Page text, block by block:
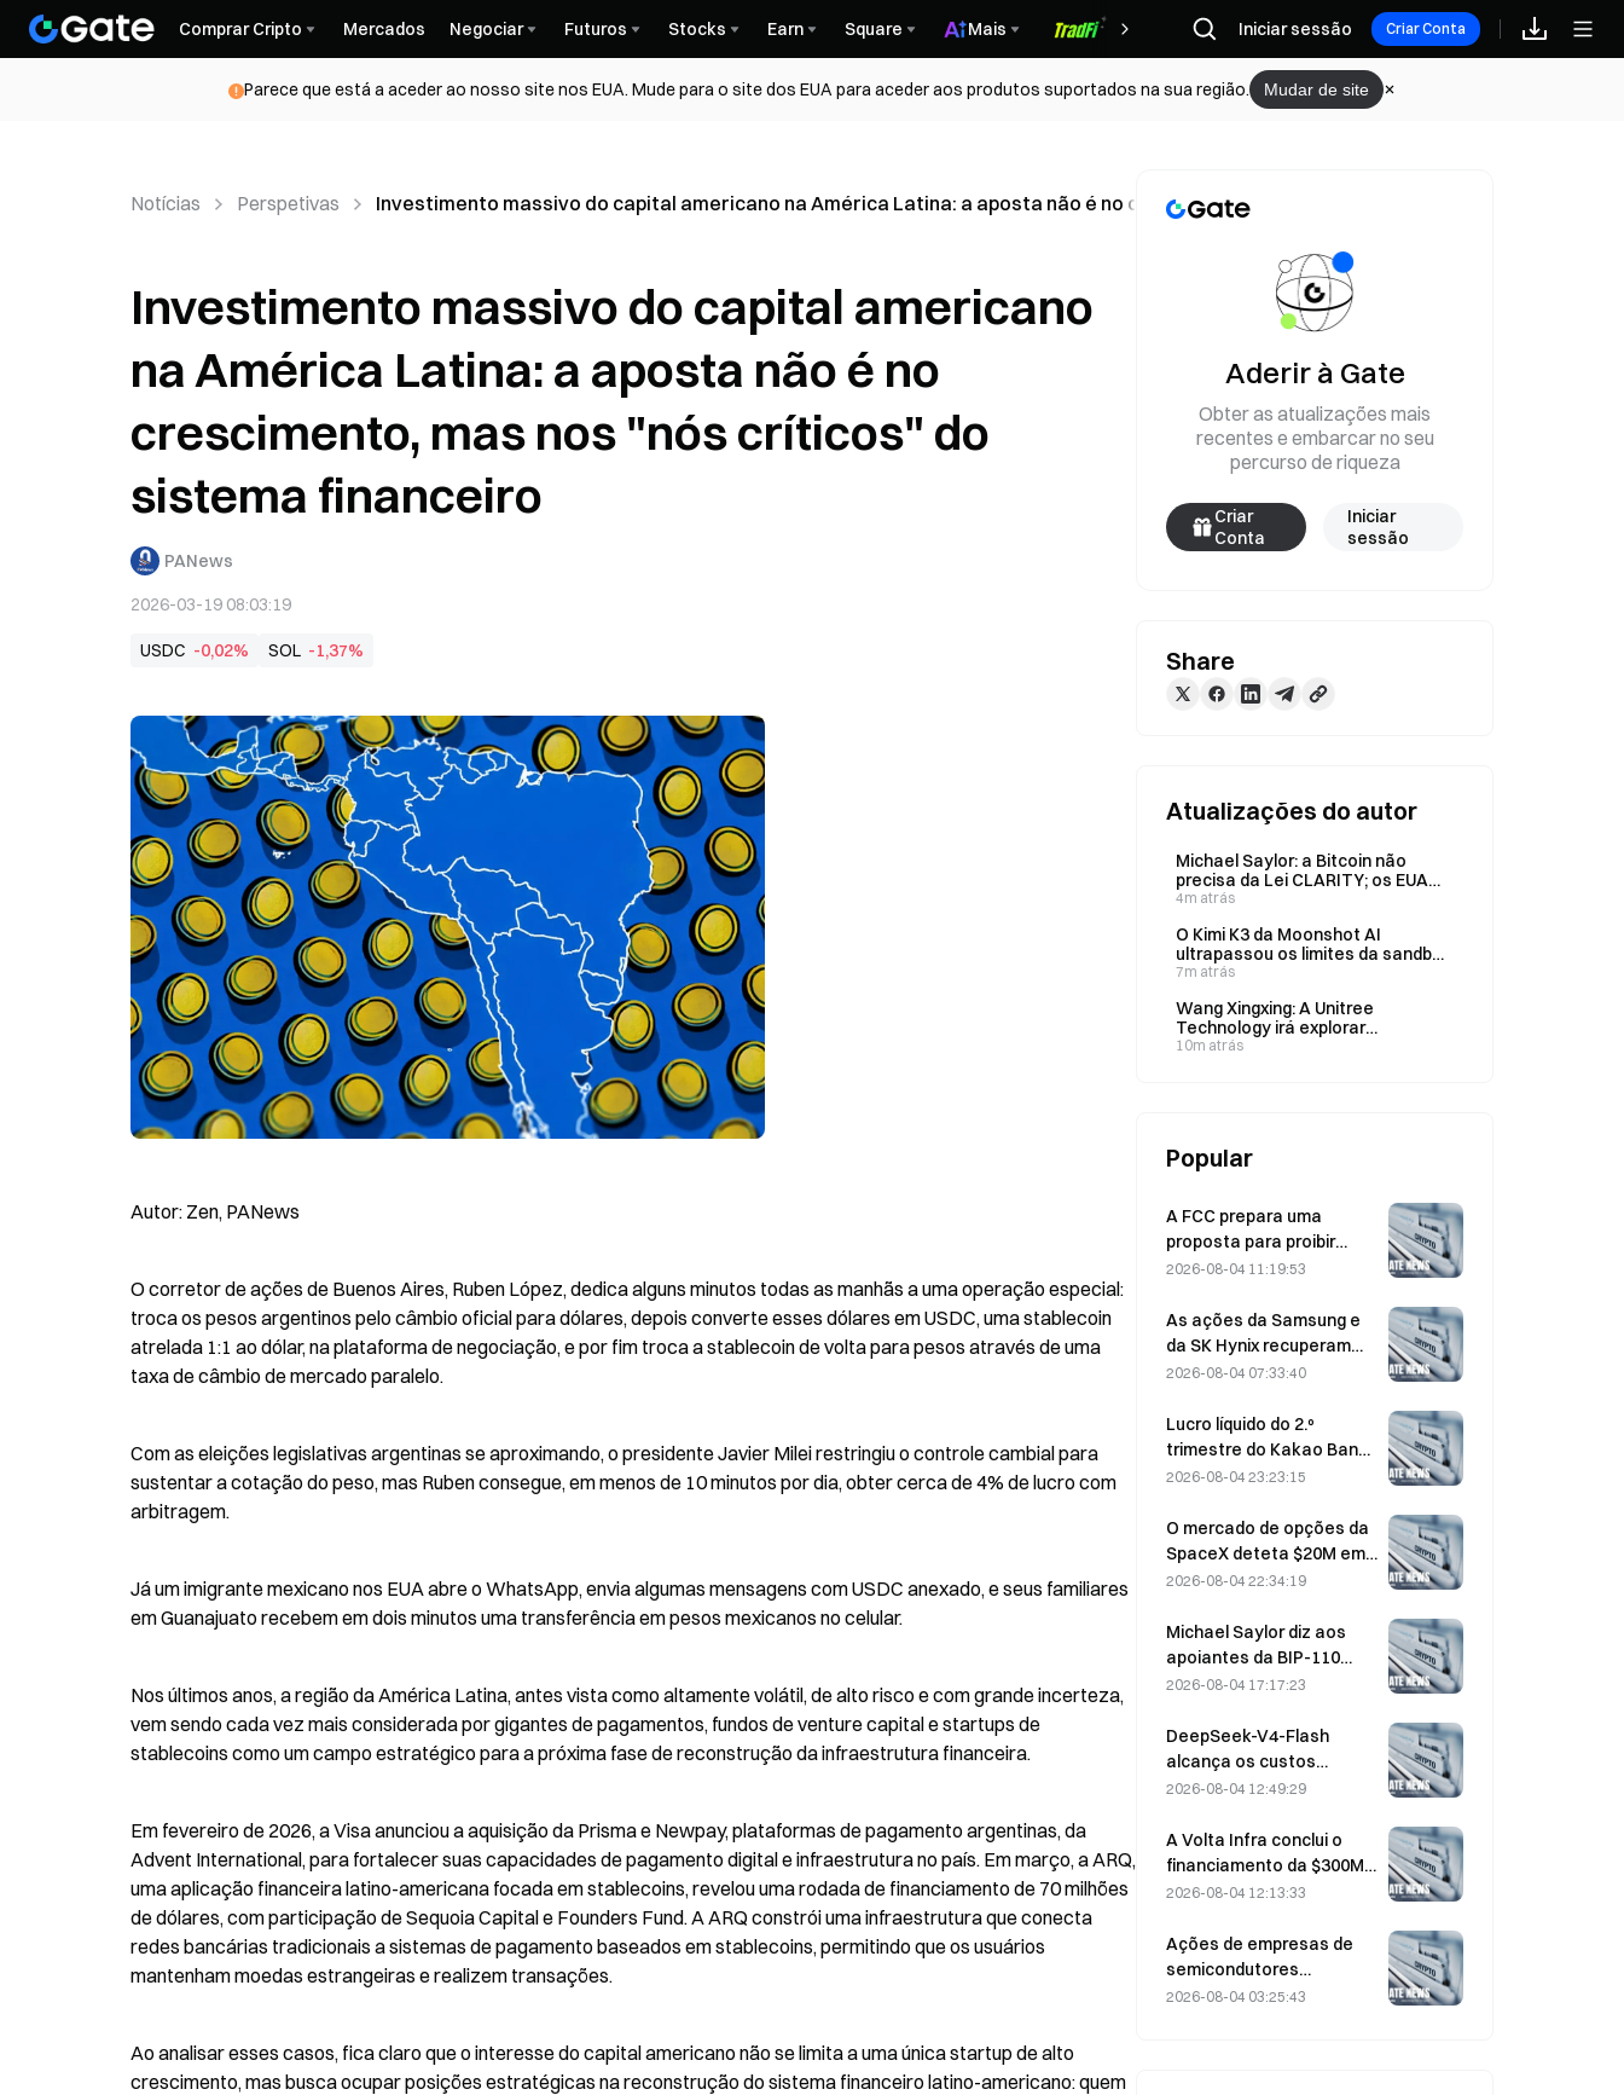
Comprar Cripto Mercados Negociar Futuros Stocks Earn Square Mais Recompensas
Iniciar sessão Criar Conta
Parece que está a aceder ao nosso site nos EUA. Mude para o site dos EUA para aceder aos produtos suportados na sua região. Mudar de site
Notícias Perspetivas Investimento massivo do capital americano na América Latina: a aposta não é no crescimento, mas nos "nós críticos" do sistema
Investimento massivo do capital americano
na América Latina: a aposta não é no
crescimento, mas nos "nós críticos" do
sistema financeiro
PANews
2026-03-19 08:03:19
USDC -0,02% SOL -1,37%
Autor: Zen, PANews
O corretor de ações de Buenos Aires, Ruben López, dedica alguns minutos todas as manhãs a uma operação especial:
troca os pesos argentinos pelo câmbio oficial para dólares, depois converte esses dólares em USDC, uma stablecoin
atrelada 1:1 ao dólar, na plataforma de negociação, e por fim troca a stablecoin de volta para pesos através de uma
taxa de câmbio de mercado paralelo.
Com as eleições legislativas argentinas se aproximando, o presidente Javier Milei restringiu o controle cambial para
sustentar a cotação do peso, mas Ruben consegue, em menos de 10 minutos por dia, obter cerca de 4% de lucro com
arbitragem.
Já um imigrante mexicano nos EUA abre o WhatsApp, envia algumas mensagens com USDC anexado, e seus familiares
em Guanajuato recebem em dois minutos uma transferência em pesos mexicanos no celular.
Nos últimos anos, a região da América Latina, antes vista como altamente volátil, de alto risco e com grande incerteza,
vem sendo cada vez mais considerada por gigantes de pagamentos, fundos de venture capital e startups de
stablecoins como um campo estratégico para a próxima fase de reconstrução da infraestrutura financeira.
Em fevereiro de 2026, a Visa anunciou a aquisição da Prisma e Newpay, plataformas de pagamento argentinas, da
Advent International, para fortalecer suas capacidades de pagamento digital e infraestrutura no país. Em março, a ARQ,
uma aplicação financeira latino-americana focada em stablecoins, revelou uma rodada de financiamento de 70 milhões
de dólares, com participação de Sequoia Capital e Founders Fund. A ARQ constrói uma infraestrutura que conecta
redes bancárias tradicionais a sistemas de pagamento baseados em stablecoins, permitindo que os usuários
mantenham moedas estrangeiras e realizem transações.
Ao analisar esses casos, fica claro que o interesse do capital americano não se limita a uma única startup de alto
crescimento, mas busca ocupar posições estratégicas na reconstrução do sistema financeiro latino-americano: quem
Aderir à Gate
Obter as atualizações mais
recentes e embarcar no seu
percurso de riqueza
Criar
Conta
Iniciar
sessão
Share
Atualizações do autor
Michael Saylor: a Bitcoin não
precisa da Lei CLARITY; os EUA
precisam de clareza
4m atrás
O Kimi K3 da Moonshot AI
ultrapassou os limites da sandbox
durante os testes de segurança
incorreta da sandbox.
7m atrás
Wang Xingxing: A Unitree
Technology irá explorar
ativamente mais formatos de
10m atrás
Popular
A FCC prepara uma
proposta para proibir
módulos ópticos chineses
dados; a Xinyuan enfrenta
um impacto de 27% na
quota de mercado
2026-08-04 11:19:53
As ações da Samsung e
da SK Hynix recuperam
das perdas de 5% graças
investidores particulares
2026-08-04 07:33:40
Lucro líquido do 2.º
trimestre do Kakao Bank
cresce 11,5%; resultados
máximo histórico
2026-08-04 23:23:15
O mercado de opções da
SpaceX deteta $20M em
misteriosas posições de
preço de exercício de 330
dólares antes do
vencimento de sexta-
2026-08-04 22:34:19
Michael Saylor diz aos
apoiantes da BIP-110
para «recuarem»
mineradores estagna nos
2,70%
2026-08-04 17:17:23
DeepSeek-V4-Flash
alcança os custos
operacionais mais baixos
modelos de IA nos testes
comparativos mais
recentes
2026-08-04 12:49:29
A Volta Infra conclui o
financiamento da $300M
Série A, com uma
milhões de dólares,
liderado pela a16z e pela
Altimeter
2026-08-04 12:13:33
Ações de empresas de
semicondutores
recuperam após a onda
2026-08-04 03:25:43